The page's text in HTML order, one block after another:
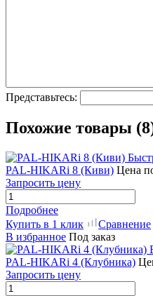
Представьтесь:
Похожие товары
PAL-HIKARi 8 (Киви) Цена
Запросить цену
Подробнее
Купить в 1 клик
Сравнение
В избранное Под заказ
PAL-HIKARi 4 (Клубника)
Запросить цену